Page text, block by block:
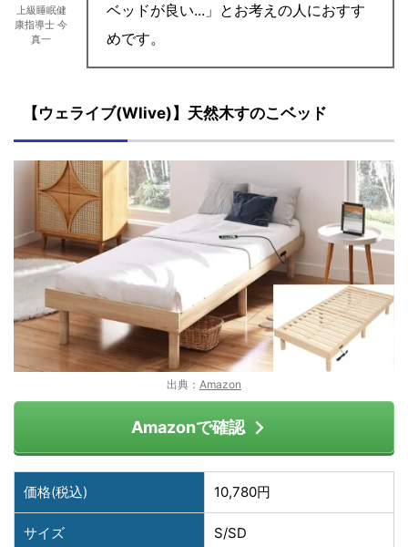
上級睡眠健
康指導士 今
真一
ベッドが良い...」とお考えの人におすす
めです。
【ウェライブ(Wlive)】天然木すのこベッド
出典： Amazon
Amazonで確認
価格(税込) 10,780円
サイズ S/SD